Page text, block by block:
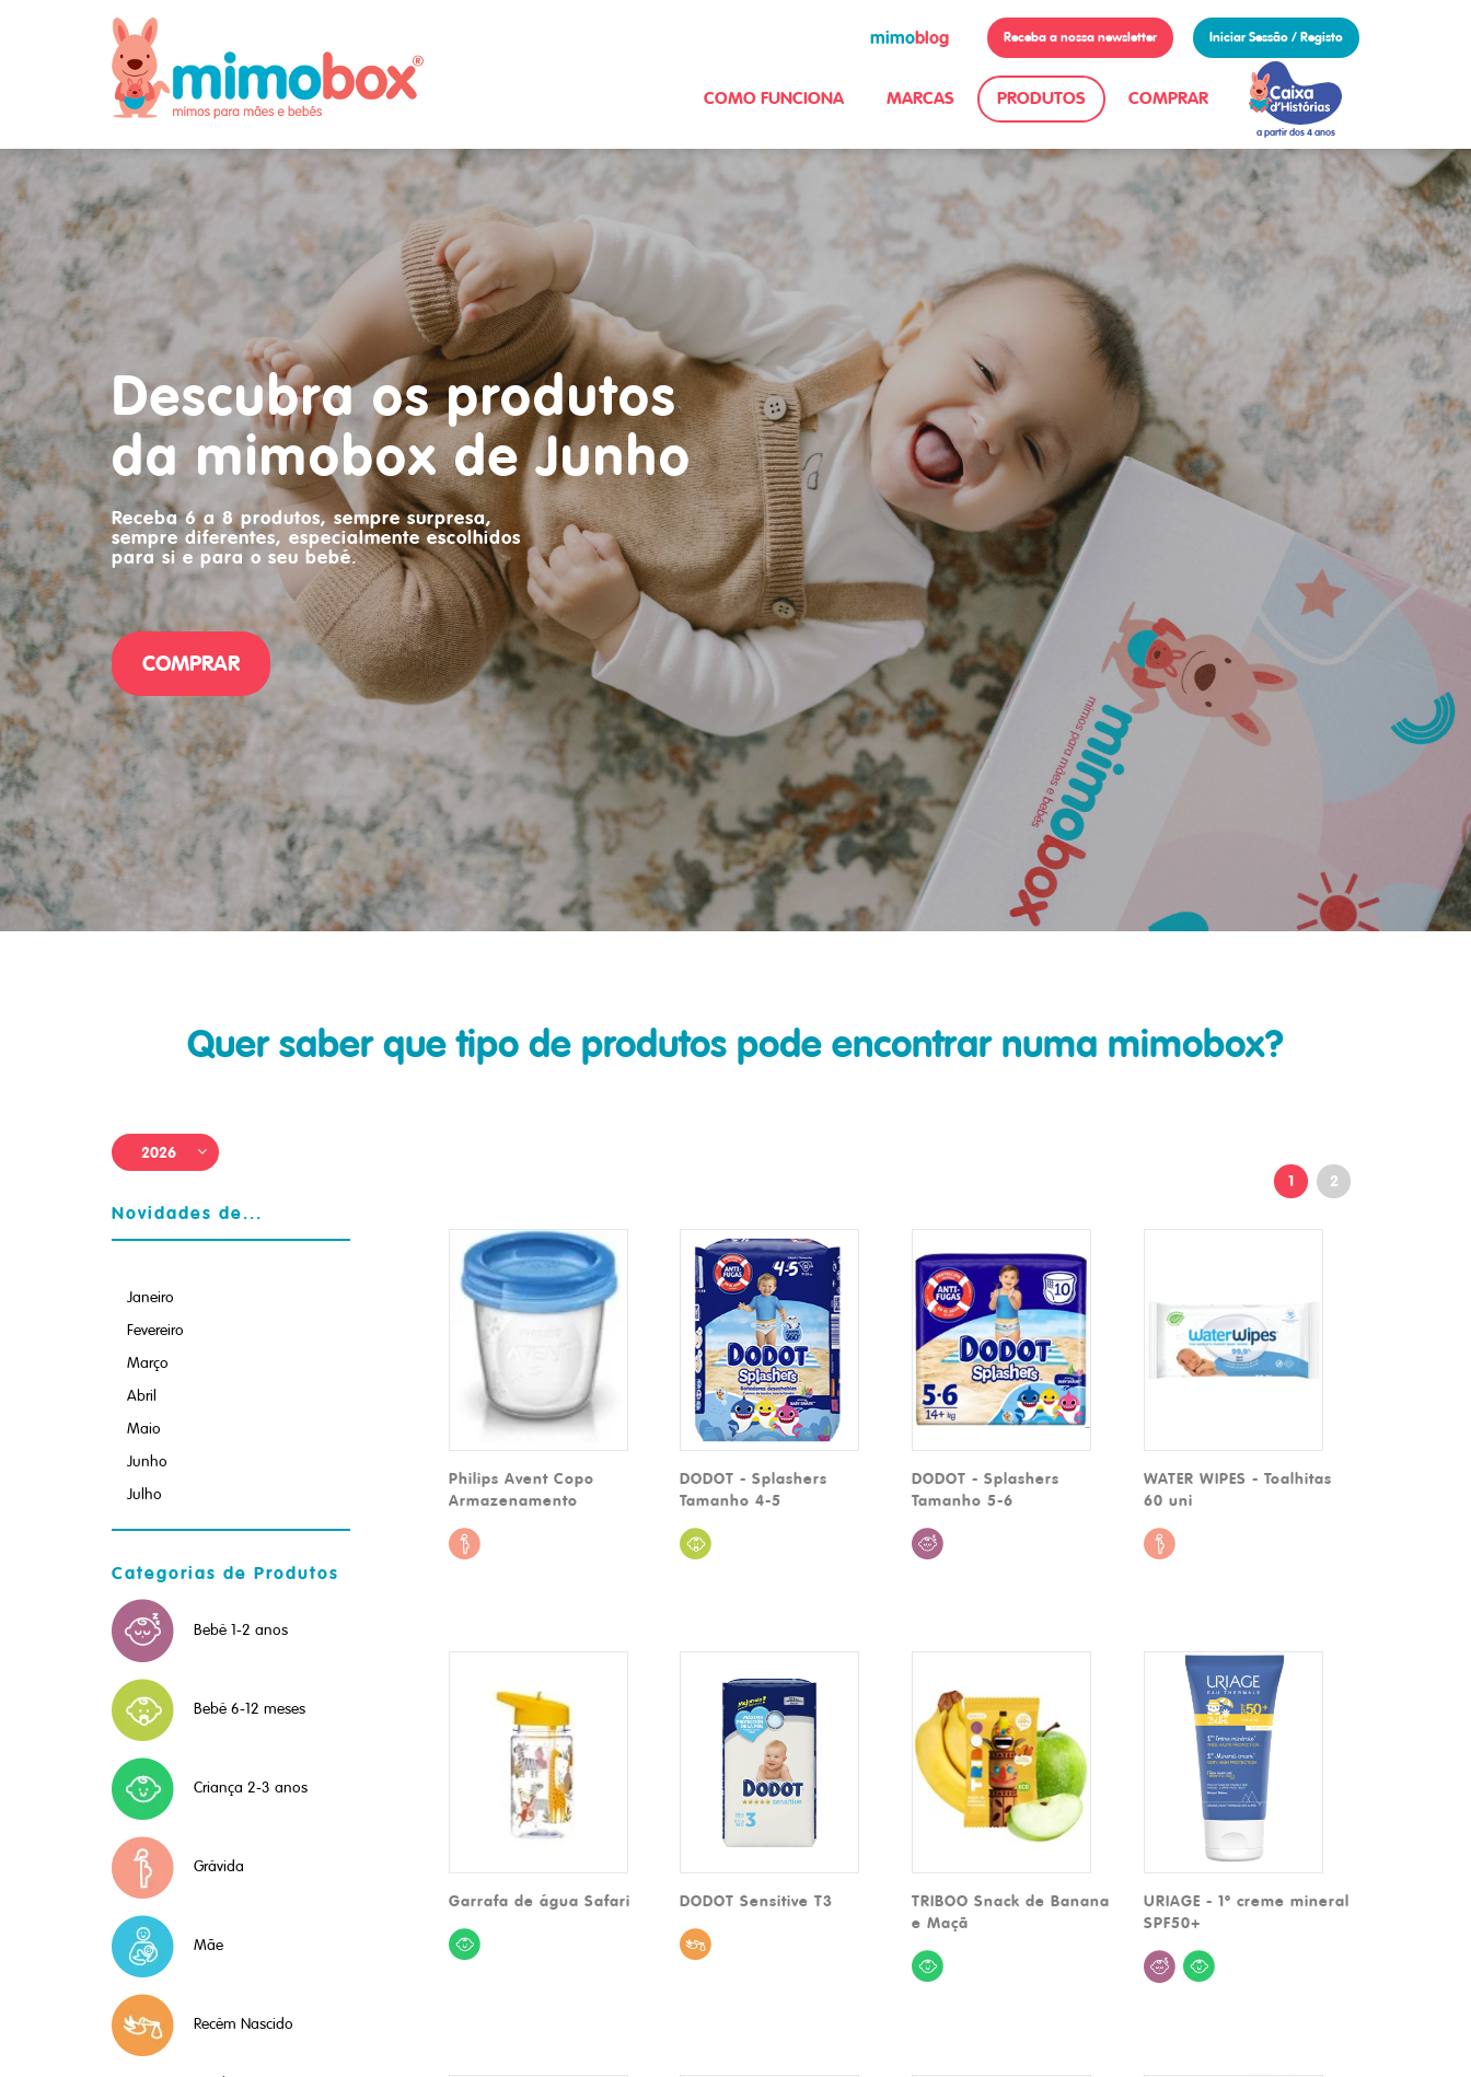
mimoblog Receba a nossa newsletter Iniciar Sessão / Registo
COMO FUNCIONA MARCAS PRODUTOS COMPRAR
a partir dos 4 anos
Descubra os produtos
da mimobox de Junho
Receba 6 a 8 produtos, sempre surpresa,
sempre diferentes, especialmente escolhidos
para si e para o seu bebé.
COMPRAR
Quer saber que tipo de produtos pode encontrar numa mimobox?
2026
Novidades de...
Janeiro
Fevereiro
Março
Abril
Maio
Junho
Julho
Categorias de Produtos
Bebé 1-2 anos
Bebé 6-12 meses
Criança 2-3 anos
Grávida
Mãe
Recém Nascido
1 2
Philips Avent Copo
Armazenamento
DODOT - Splashers
Tamanho 4-5
DODOT - Splashers
Tamanho 5-6
WATER WIPES - Toalhitas
60 uni
Garrafa de água Safari DODOT Sensitive T3
TRIBOO Snack de Banana
e Maçã
URIAGE - 1º creme mineral
SPF50+